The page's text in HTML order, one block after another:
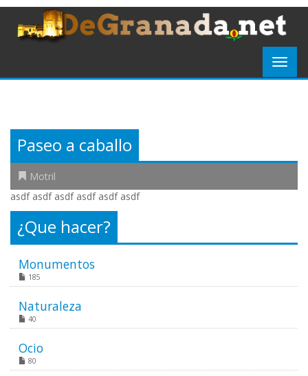
Paseo a caballo
Motril
asdf asdf asdf asdf asdf asdf
¿Que hacer?
Monumentos
185
Naturaleza
40
Ocio
80